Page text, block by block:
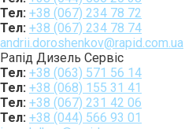
Тел: +38 (067) 234 78 72
Тел: +38 (067) 234 78 74
andrii.doroshenkov@rapid.com.ua
Рапід Дизель Сервіс
Тел: +38 (063) 571 56 14
Тел: +38 (068) 155 31 41
Тел: +38 (067) 231 42 06
Тел: +38 (044) 566 93 01